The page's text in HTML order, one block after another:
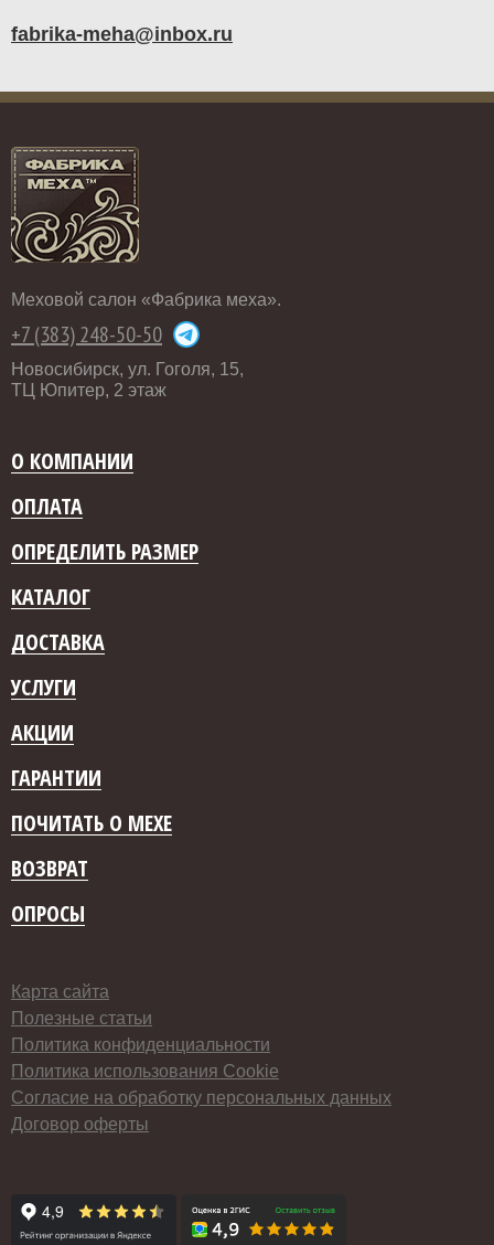
fabrika-meha@inbox.ru
Меховой салон «Фабрика меха».
+7 (383) 248-50-50
Новосибирск, ул. Гоголя, 15,
ТЦ Юпитер, 2 этаж
О КОМПАНИИ
ОПЛАТА
ОПРЕДЕЛИТЬ РАЗМЕР
КАТАЛОГ
ДОСТАВКА
УСЛУГИ
АКЦИИ
ГАРАНТИИ
ПОЧИТАТЬ О МЕХЕ
ВОЗВРАТ
ОПРОСЫ
Карта сайта
Полезные статьи
Политика конфиденциальности
Политика использования Cookie
Согласие на обработку персональных данных
Договор оферты